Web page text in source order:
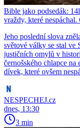
Bible jako podsedák:
vraždy, které
Jeho poslední slova
světové války se stal ve
justičních omylů v
černošského chlapce
dívek, které ovšem
NESPECHEJ.cz
dnes, 13:30
3 min